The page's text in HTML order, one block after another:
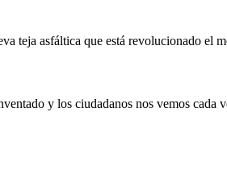
teja asfáltica que está revolucionado el
y los ciudadanos nos vemos cada